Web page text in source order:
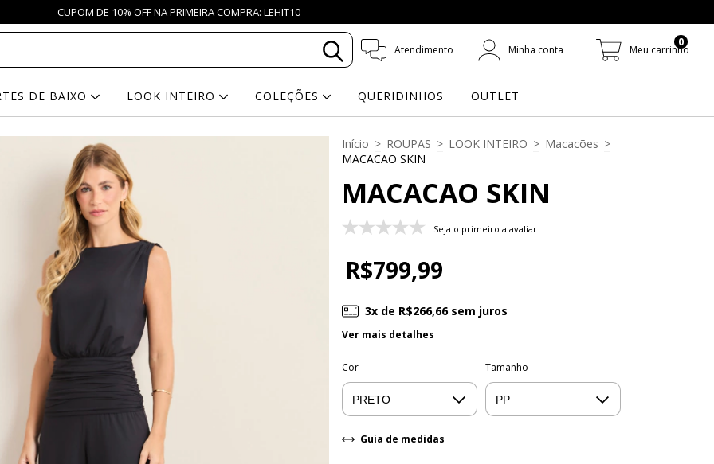
CUPOM DE 10% OFF NA PRIMEIRA COMPRA: LEHIT10
Atendimento Minha conta Meu carrinho
0
DE BAIXO LOOK INTEIRO COLEÇÕES QUERIDINHOS OUTLET
Início > ROUPAS > LOOK INTEIRO > Macacões >
MACACAO SKIN
MACACAO SKIN
Seja o primeiro a avaliar
R$799,99
3x de R$266,66sem juros
Ver mais detalhes
Cor Tamanho
Guia de medidas